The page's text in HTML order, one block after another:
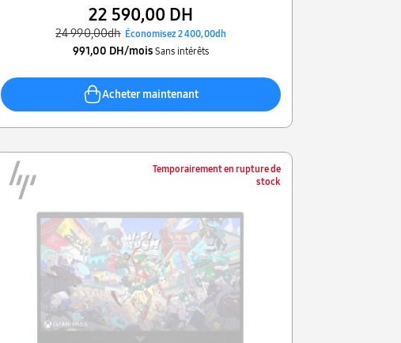
22 590,00 DH
24 990,00dh Économisez 2 400,00dh
991,00 DH/mois Sans intérêts
Acheter maintenant
Temporairement en rupture de
stock